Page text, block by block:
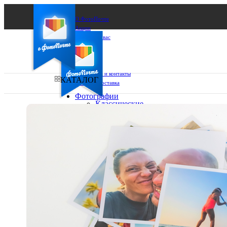
О ФотоПочте
Акции
Сделаем за вас
Бизнесу
FAQ
Франшиза
Поддержка и контакты
Оплата и доставка
Выберите из списка:
КАТАЛОГ
Фотографии
Классические
10х15
15х15
15х20
20х20
20х30
30х30
30х40
Фото
в